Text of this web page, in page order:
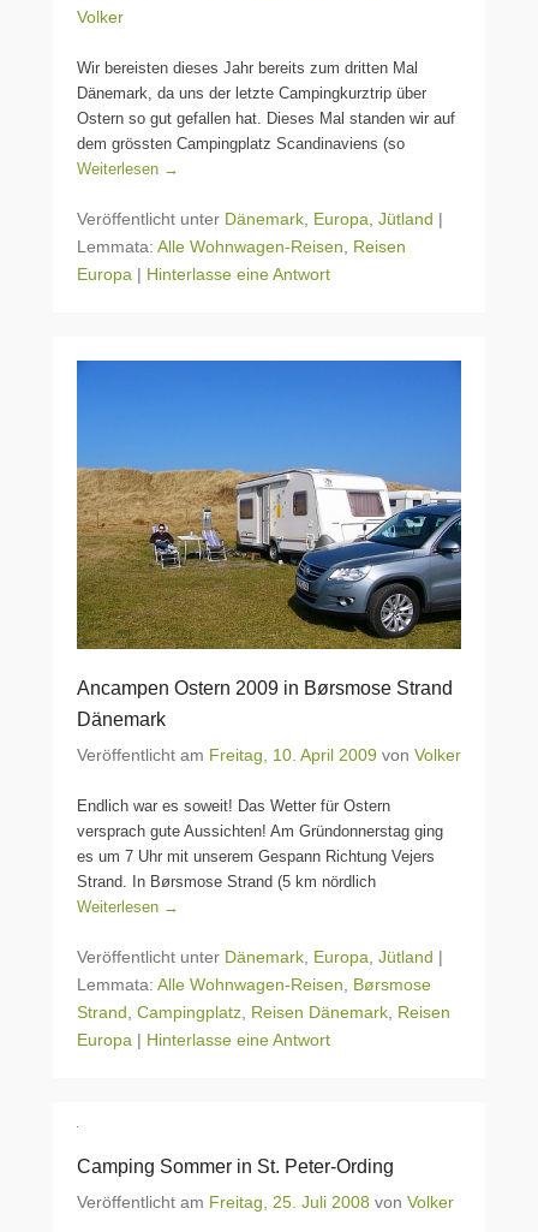
Volker
Wir bereisten dieses Jahr bereits zum dritten Mal
Dänemark, da uns der letzte Campingkurztrip über
Ostern so gut gefallen hat. Dieses Mal standen wir auf
dem grössten Campingplatz Scandinaviens (so
Weiterlesen →
Veröffentlicht unter Dänemark Europa Jütland |
Lemmata: Alle Wohnwagen-Reisen
Reisen
Europa | Hinterlasse eine Antwort
Ancampen Ostern 2009 in Børsmose Strand
Dänemark
Veröffentlicht am Freitag, 10. April 2009 von Volker
Endlich war es soweit! Das Wetter für Ostern
versprach gute Aussichten! Am Gründonnerstag ging
es um 7 Uhr mit unserem Gespann Richtung Vejers
Strand. In Børsmose Strand (5 km nördlich
Weiterlesen →
Veröffentlicht unter Dänemark Europa Jütland |
Lemmata: Alle Wohnwagen-Reisen
Børsmose
Strand Campingplatz Reisen Dänemark Reisen
Europa | Hinterlasse eine Antwort
Camping Sommer in St. Peter-Ording
Veröffentlicht am Freitag, 25. Juli 2008 von Volker